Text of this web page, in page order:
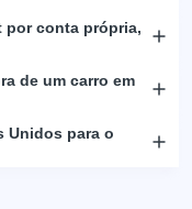
por conta própria,
de um carro em
Unidos para o